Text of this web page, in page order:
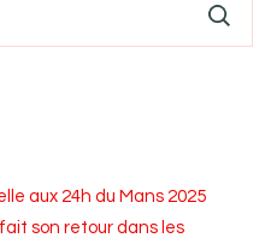
aux 24h du Mans 2025
son retour dans les